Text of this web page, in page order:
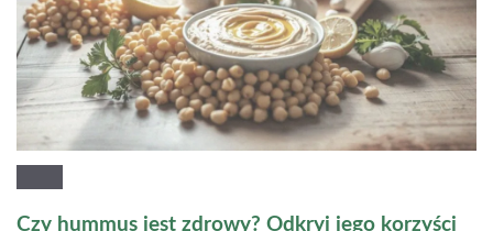
Czy hummus jest zdrowy? Odkryj jego korzyści